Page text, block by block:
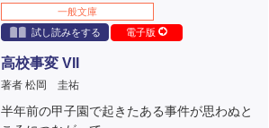
一般文庫
試し読みをする
電子版
高校事変 VII
著者 松岡 圭祐
半年前の甲子園で起きたある事件が思わぬと